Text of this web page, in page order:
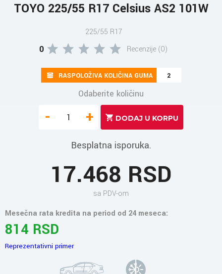
TOYO 225/55 R17 Celsius AS2 101W
225/55 R17
0 Recenzije (0)
RASPOLOŽIVA KOLIČINA GUMA 2
Odaberite količinu
- +
Besplatna isporuka.
17.468 RSD
sa PDV-om
Mesečna rata kredita na period od 24 meseca:
814 RSD
Reprezentativni primer